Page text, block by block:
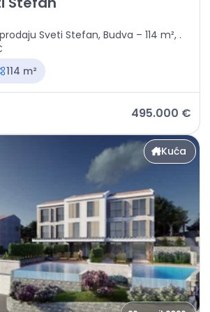
Sveti Stefan, Budva – 114 m², .
114 m²
495.000 €
Kuća